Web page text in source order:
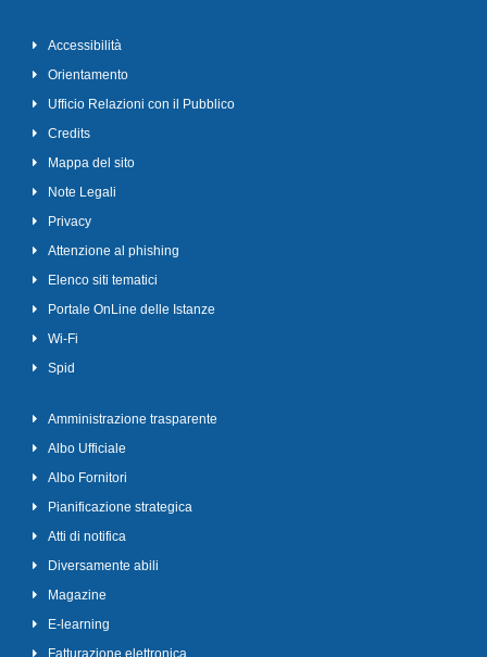
Accessibilità
Orientamento
Ufficio Relazioni con il Pubblico
Credits
Mappa del sito
Note Legali
Privacy
Attenzione al phishing
Elenco siti tematici
Portale OnLine delle Istanze
Wi-Fi
Spid
Amministrazione trasparente
Albo Ufficiale
Albo Fornitori
Pianificazione strategica
Atti di notifica
Diversamente abili
Magazine
E-learning